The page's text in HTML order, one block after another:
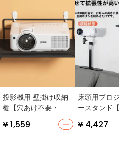
投影機用 壁掛け収納
棚【穴あけ不要・寝
¥ 1,559
床頭用プロ
ースタンド
不要・壁寄
ク兼用】
¥ 4,427